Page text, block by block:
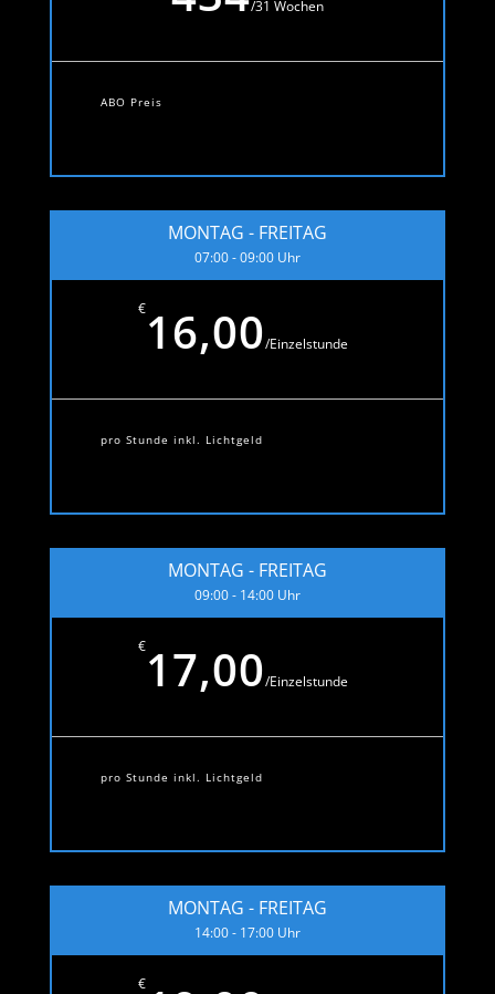
/31 Wochen
ABO Preis
MONTAG - FREITAG
07:00 - 09:00 Uhr
€16,00/Einzelstunde
pro Stunde inkl. Lichtgeld
MONTAG - FREITAG
09:00 - 14:00 Uhr
€17,00/Einzelstunde
pro Stunde inkl. Lichtgeld
MONTAG - FREITAG
14:00 - 17:00 Uhr
€